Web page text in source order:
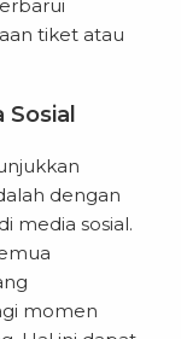
tiket atau
dengan
media sosial.
momen